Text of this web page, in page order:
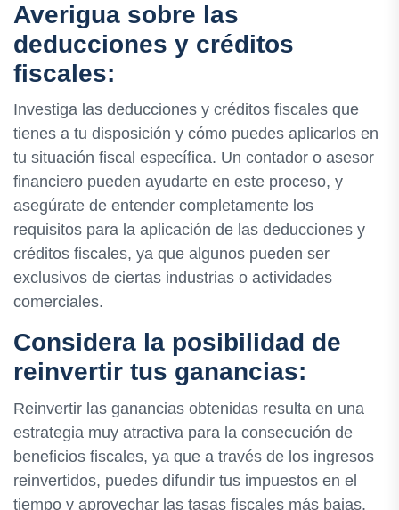
Averigua sobre las
deducciones y créditos
fiscales:
Investiga las deducciones y créditos fiscales que
tienes a tu disposición y cómo puedes aplicarlos en
tu situación fiscal específica. Un contador o asesor
financiero pueden ayudarte en este proceso, y
asegúrate de entender completamente los
requisitos para la aplicación de las deducciones y
créditos fiscales, ya que algunos pueden ser
exclusivos de ciertas industrias o actividades
comerciales.
Considera la posibilidad de
reinvertir tus ganancias:
Reinvertir las ganancias obtenidas resulta en una
estrategia muy atractiva para la consecución de
beneficios fiscales, ya que a través de los ingresos
reinvertidos, puedes difundir tus impuestos en el
tiempo y aprovechar las tasas fiscales más bajas.